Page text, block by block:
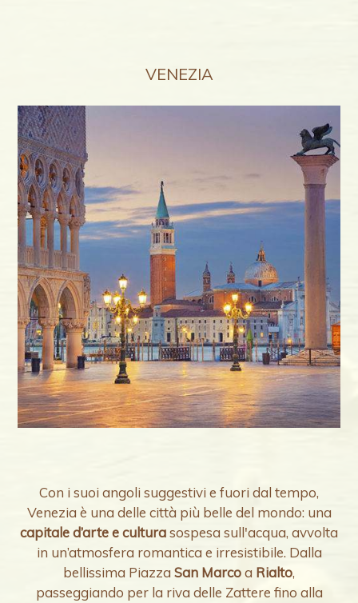
VENEZIA
Con i suoi angoli suggestivi e fuori dal tempo,
Venezia è una delle città più belle del mondo: una
capitale d’arte e culturasospesa sull'acqua, avvolta
in un’atmosfera romantica e irresistibile. Dalla
bellissima Piazza San Marcoa Rialto,
passeggiando per la riva delle Zattere fino alla